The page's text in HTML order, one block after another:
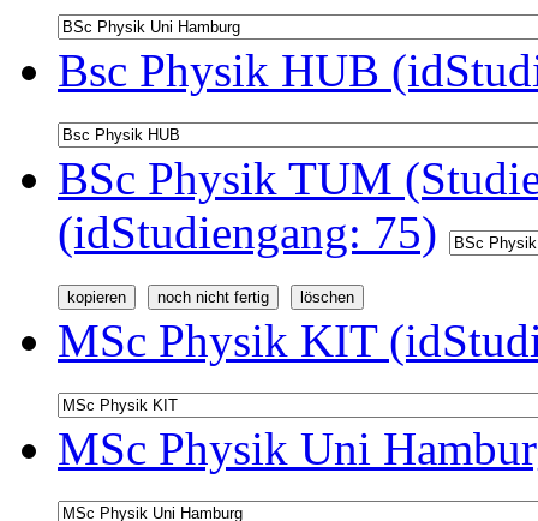
Bsc Physik HUB
BSc Physik TUM
(idStudiengang: 75)
MSc Physik KIT
MSc Physik Uni